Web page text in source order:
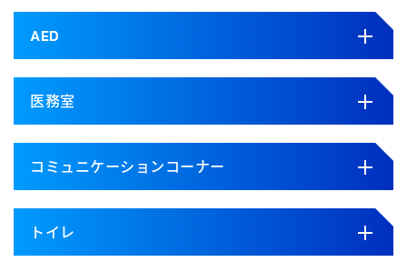
AED
医務室
コミュニケーションコーナー
トイレ